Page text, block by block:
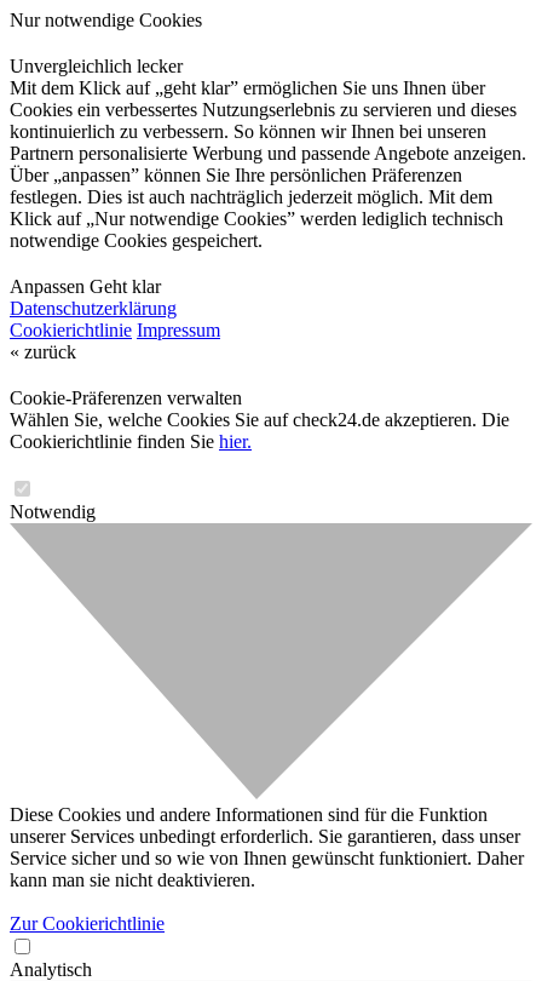
Nur notwendige Cookies
Unvergleichlich lecker
Mit dem Klick auf „geht klar” ermöglichen Sie uns Ihnen über
Cookies ein verbessertes Nutzungserlebnis zu servieren und dieses
kontinuierlich zu verbessern. So können wir Ihnen bei unseren
Partnern personalisierte Werbung und passende Angebote anzeigen.
Über „anpassen” können Sie Ihre persönlichen Präferenzen
festlegen. Dies ist auch nachträglich jederzeit möglich. Mit dem
Klick auf „Nur notwendige Cookies” werden lediglich technisch
notwendige Cookies gespeichert.
Anpassen Geht klar
Datenschutzerklärung
Cookierichtlinie Impressum
« zurück
Cookie-Präferenzen verwalten
Wählen Sie, welche Cookies Sie auf check24.de akzeptieren. Die
Cookierichtlinie finden Sie hier.
Notwendig
Diese Cookies und andere Informationen sind für die Funktion
unserer Services unbedingt erforderlich. Sie garantieren, dass unser
Service sicher und so wie von Ihnen gewünscht funktioniert. Daher
kann man sie nicht deaktivieren.
Zur Cookierichtlinie
Analytisch